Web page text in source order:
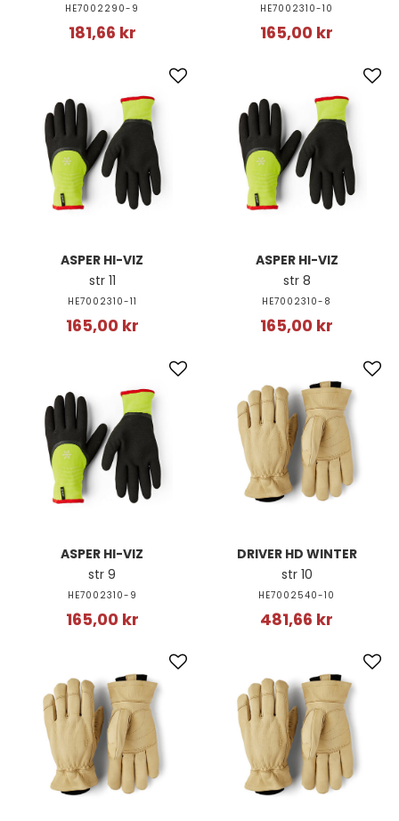
HE7002290-9
181,66 kr
HE7002310-10
165,00 kr
ASPER HI-VIZ
str 11
HE7002310-11
165,00 kr
ASPER HI-VIZ
str 8
HE7002310-8
165,00 kr
ASPER HI-VIZ
str 9
HE7002310-9
165,00 kr
DRIVER HD WINTER
str 10
HE7002540-10
481,66 kr